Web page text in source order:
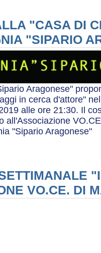
"CASA DI
"SIPARIO
Aragonese"
in cerca d'attore"
alle ore 21:30. Il
all'Associazione
"Sipario Aragonese"
VO.CE. DI